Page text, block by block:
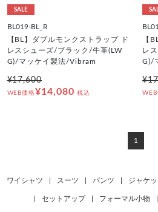
SALE
BL019-BL_R
【BL】ダブルモンクストラップ ド
レスシューズ/ブラック/牛革(LW
G)/マッケイ製法/Vibram
¥17,600
WEB価格¥14,080 税込
【
レ
G)/
1
ワイシャツ スーツ パンツ ジャケッ
セットアップ フォーマル小物